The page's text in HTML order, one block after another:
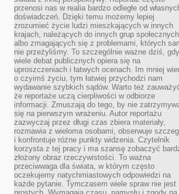
przenosi nas w realia bardzo odległe od
doświadczeń. Dzięki temu możemy lepiej
zrozumieć życie ludzi mieszkających w innych
krajach, należących do innych grup społecznych
albo zmagających się z problemami, których
nie przeżyliśmy. To szczególnie ważne dziś, gdy
wiele debat publicznych opiera się na
uproszczeniach i łatwych ocenach. Im mniej
o czyimś życiu, tym łatwiej przychodzi nam
wydawanie szybkich sądów. Warto też
że reportaże uczą cierpliwości w odbiorze
informacji. Zmuszają do tego, by nie
się na pierwszym wrażeniu. Autor reportażu
zazwyczaj przez długi czas zbiera materiały,
rozmawia z wieloma osobami, obserwuje
i konfrontuje różne punkty widzenia. Czytelnik
korzysta z tej pracy i ma szansę zobaczyć
złożony obraz rzeczywistości. To ważna
przeciwwaga dla świata, w którym często
oczekujemy natychmiastowych odpowiedzi na
każde pytanie. Tymczasem wiele spraw nie jest